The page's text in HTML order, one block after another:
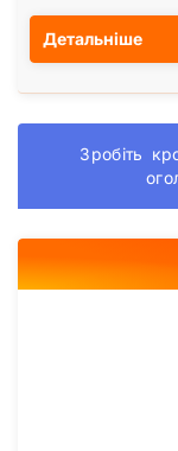
Детальніше
Зробіть